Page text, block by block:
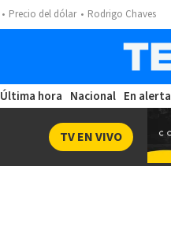
Precio del dólar Rodrigo Chaves
Última hora Nacional En alerta
TV EN VIVO